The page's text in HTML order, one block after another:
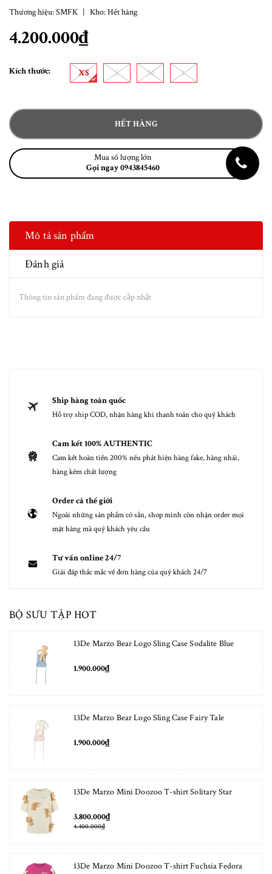
Thương hiệu:SMFK | Kho:Hết hàng
4.200.000₫
Kích thước: XS S M L
HẾT HÀNG
Mua số lượng lớn
Gọi ngay 0943845460
Mô tả sản phẩm
Đánh giá
Thông tin sản phẩm đang được cập nhật
Ship hàng toàn quốc
Hỗ trợ ship COD, nhận hàng khi thanh toán cho quý khách
Cam kết 100% AUTHENTIC
Cam kết hoàn tiền 200% nếu phát hiện hàng fake, hàng nhái,
hàng kém chất lượng
Order cả thế giới
Ngoài những sản phẩm có sẵn, shop mình còn nhận order mọi
mặt hàng mà quý khách yêu cầu
Tư vấn online 24/7
Giải đáp thắc mắc về đơn hàng của quý khách 24/7
BỘ SƯU TẬP HOT
13De Marzo Bear Logo Sling Case Sodalite Blue
1.900.000₫
13De Marzo Bear Logo Sling Case Fairy Tale
1.900.000₫
13De Marzo Mini Doozoo T-shirt Solitary Star
3.800.000₫
4.400.000₫
13De Marzo Mini Doozoo T-shirt Fuchsia Fedora